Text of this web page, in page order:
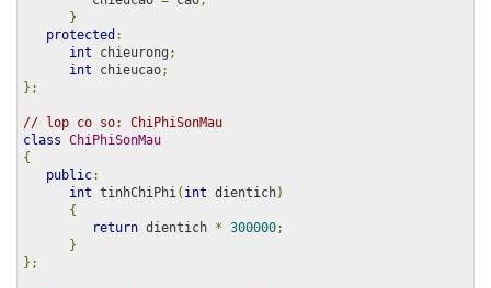
}
protected :
int chieurong ;
int chieucao;
};
// lop co so: ChiPhiSonMau
class ChiPhiSonMau
{
public:
int tinhChiPhi ( int dientich)
{
return dientich * 300000;
}
};